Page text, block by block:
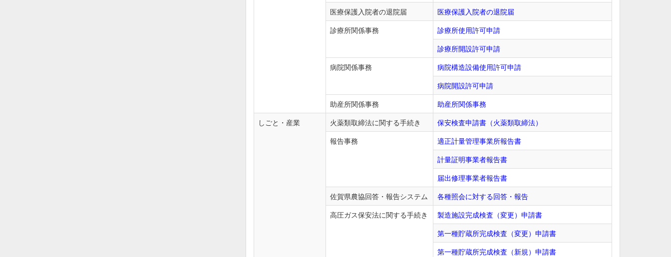
医療保護入院者の退院届
医療保護入院者の退院届
診療所関係事務
診療所使用許可申請
診療所開設許可申請
病院関係事務
病院構造設備使用許可申請
病院開設許可申請
助産所関係事務
助産所関係事務
しごと・産業
火薬類取締法に関する手続き
保安検査申請書（火薬類取締法）
報告事務
適正計量管理事業所報告書
計量証明事業者報告書
届出修理事業者報告書
佐賀県農協回答・報告システム
各種照会に対する回答・報告
高圧ガス保安法に関する手続き
製造施設完成検査（変更）申請書
第一種貯蔵所完成検査（変更）申請書
第一種貯蔵所完成検査（新規）申請書